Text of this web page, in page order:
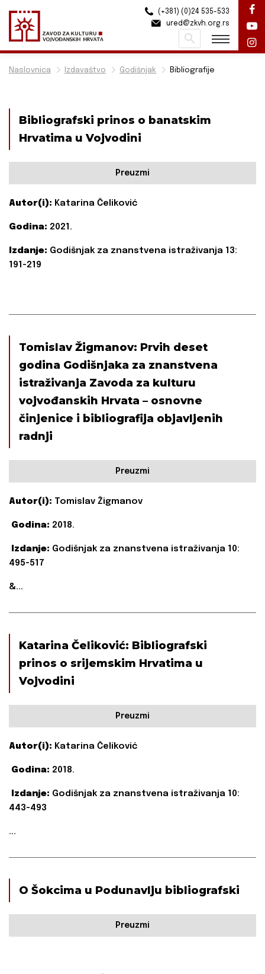
Naslovnica Izdavaštvo Godišnjak Bibliografije
Bibliografski prinos o banatskim
Hrvatima u Vojvodini
Preuzmi
Autor(i): Katarina Čeliković
Godina: 2021.
Izdanje: Godišnjak za znanstvena istraživanja 13:
191-219
Tomislav Žigmanov: Prvih deset
godina Godišnjaka za znanstvena
istraživanja Zavoda za kulturu
vojvođanskih Hrvata – osnovne
činjenice i bibliografija objavljenih
radnji
Preuzmi
Autor(i): Tomislav Žigmanov
Godina: 2018.
Izdanje: Godišnjak za znanstvena istraživanja 10:
495-517
&...
Katarina Čeliković: Bibliografski
prinos o srijemskim Hrvatima u
Vojvodini
Preuzmi
Autor(i): Katarina Čeliković
Godina: 2018.
Izdanje: Godišnjak za znanstvena istraživanja 10:
443-493
...
O Šokcima u Podunavlju bibliografski
Preuzmi
(+381) (0)24 535-533
ured@zkvh.org.rs
Pretraži